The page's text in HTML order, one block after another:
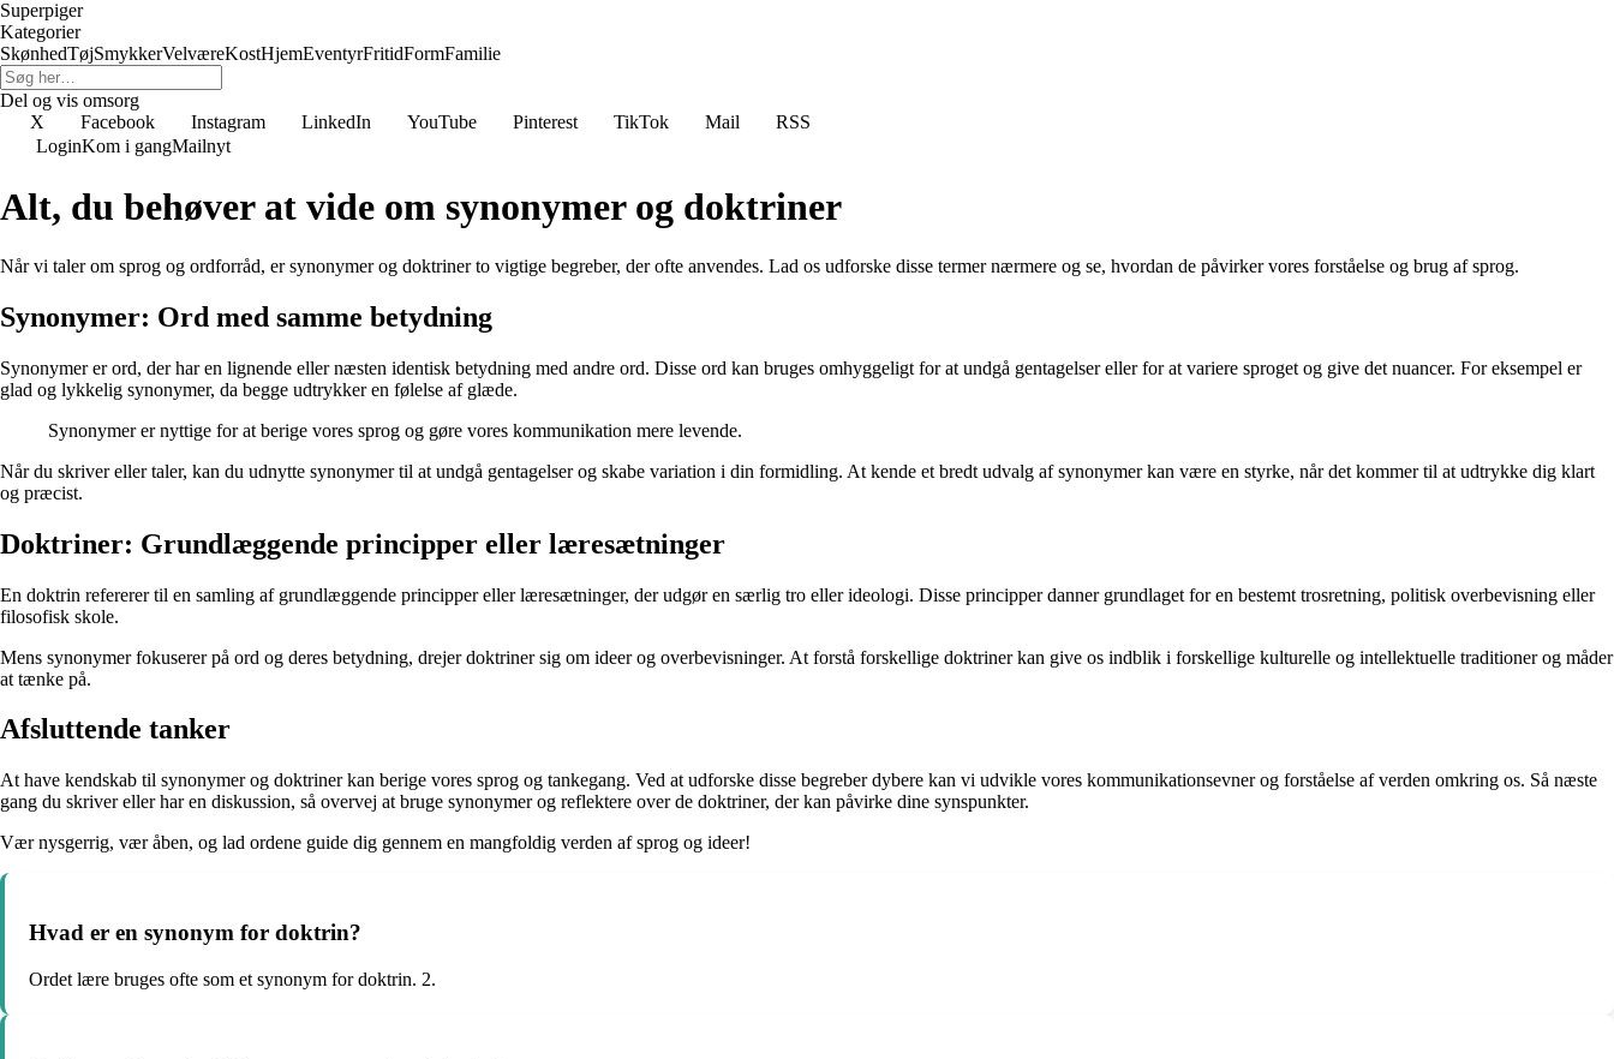
Superpiger
Kategorier
SkønhedTøjSmykkerVelværeKostHjemEventyrFritidFormFamilie
Del og vis omsorg
X
Facebook Instagram LinkedIn YouTube Pinterest TikTok Mail
RSS
LoginKom i gangMailnyt
Alt, du behøver at vide om synonymer og doktriner
Når vi taler om sprog og ordforråd, er synonymer og doktriner to vigtige begreber, der ofte anvendes. Lad os udforske disse termer nærmere og se, hvordan de påvirker vores forståelse og brug af sprog.
Synonymer: Ord med samme betydning
Synonymer er ord, der har en lignende eller næsten identisk betydning med andre ord. Disse ord kan bruges omhyggeligt for at undgå gentagelser eller for at variere sproget og give det nuancer. For eksempel er
glad og lykkelig synonymer, da begge udtrykker en følelse af glæde.
Synonymer er nyttige for at berige vores sprog og gøre vores kommunikation mere levende.
Når du skriver eller taler, kan du udnytte synonymer til at undgå gentagelser og skabe variation i din formidling. At kende et bredt udvalg af synonymer kan være en styrke, når det kommer til at udtrykke dig klart
og præcist.
Doktriner: Grundlæggende principper eller læresætninger
En doktrin refererer til en samling af grundlæggende principper eller læresætninger, der udgør en særlig tro eller ideologi. Disse principper danner grundlaget for en bestemt trosretning, politisk overbevisning eller
filosofisk skole.
Mens synonymer fokuserer på ord og deres betydning, drejer doktriner sig om ideer og overbevisninger. At forstå forskellige doktriner kan give os indblik i forskellige kulturelle og intellektuelle traditioner og måder
at tænke på.
Afsluttende tanker
At have kendskab til synonymer og doktriner kan berige vores sprog og tankegang. Ved at udforske disse begreber dybere kan vi udvikle vores kommunikationsevner og forståelse af verden omkring os. Så næste
gang du skriver eller har en diskussion, så overvej at bruge synonymer og reflektere over de doktriner, der kan påvirke dine synspunkter.
Vær nysgerrig, vær åben, og lad ordene guide dig gennem en mangfoldig verden af sprog og ideer!
Hvad er en synonym for doktrin?
Ordet lære bruges ofte som et synonym for doktrin. 2.